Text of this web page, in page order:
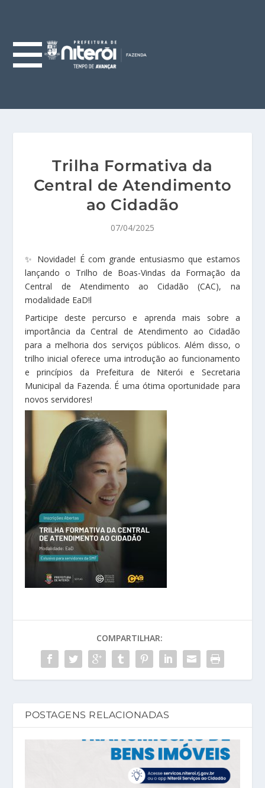
Trilha Formativa da
Central de Atendimento
ao Cidadão
07/04/2025
✨ Novidade! É com grande entusiasmo que estamos
lançando o Trilho de Boas-Vindas da Formação da
Central de Atendimento ao Cidadão (CAC), na
modalidade EaD!l
Participe deste percurso e aprenda mais sobre a
importância da Central de Atendimento ao Cidadão
para a melhoria dos serviços públicos. Além disso, o
trilho inicial oferece uma introdução ao funcionamento
e princípios da Prefeitura de Niterói e Secretaria
Municipal da Fazenda. É uma ótima oportunidade para
novos servidores!
COMPARTILHAR:
POSTAGENS RELACIONADAS